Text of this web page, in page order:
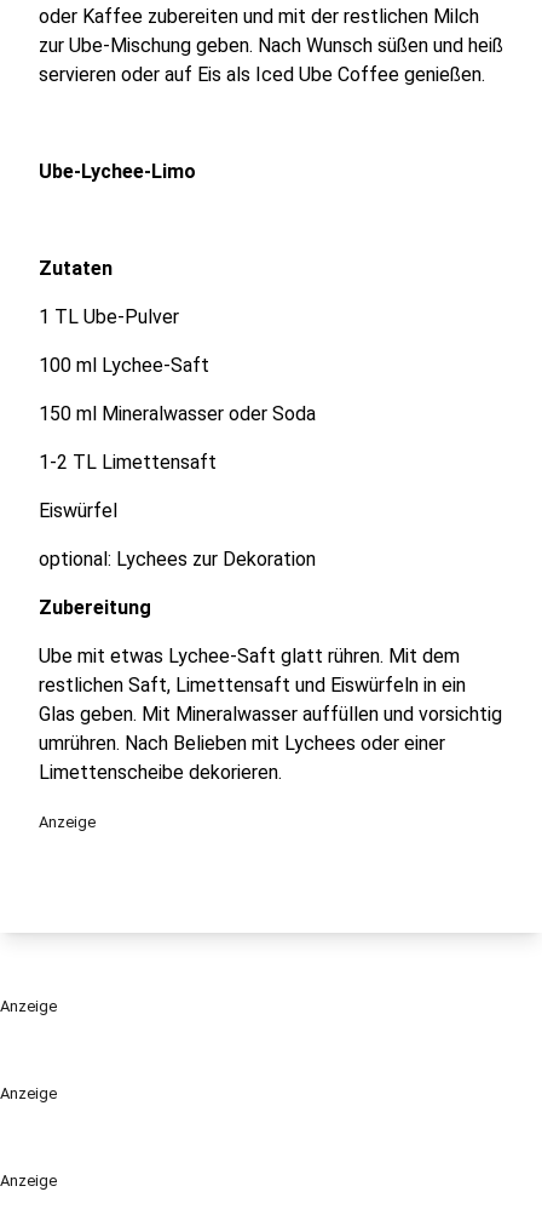
Anzeige
Anzeige
oder Kaffee zubereiten und mit der restlichen Milch
zur Ube-Mischung geben. Nach Wunsch süßen und heiß
servieren oder auf Eis als Iced Ube Coffee genießen.
Ube-Lychee-Limo
Zutaten
1 TL Ube-Pulver
100 ml Lychee-Saft
150 ml Mineralwasser oder Soda
1-2 TL Limettensaft
Eiswürfel
optional: Lychees zur Dekoration
Zubereitung
Ube mit etwas Lychee-Saft glatt rühren. Mit dem
restlichen Saft, Limettensaft und Eiswürfeln in ein
Glas geben. Mit Mineralwasser auffüllen und vorsichtig
umrühren. Nach Belieben mit Lychees oder einer
Limettenscheibe dekorieren.
Anzeige
Anzeige